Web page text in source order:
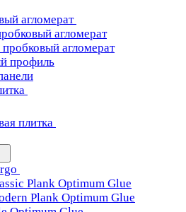
агломерат
агломерат
агломерат
профиль
плитка
Plank Optimum Glue
Plank Optimum Glue